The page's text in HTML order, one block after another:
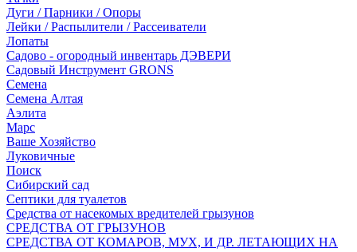
Дуги / Парники / Опоры
Лейки / Распылители / Рассеиватели
Лопаты
Садово - огородный инвентарь ДЭВЕРИ
Садовый Инструмент GRONS
Семена
Семена Алтая
Аэлита
Марс
Ваше Хозяйство
Луковичные
Поиск
Сибирский сад
Септики для туалетов
Средства от насекомых вредителей грызунов
СPEДСТВА ОТ ГРЫЗУНОВ
СРЕДСТВА ОТ КОМАРОВ, МУХ, И ДР. ЛЕТАЮЩИХ НА